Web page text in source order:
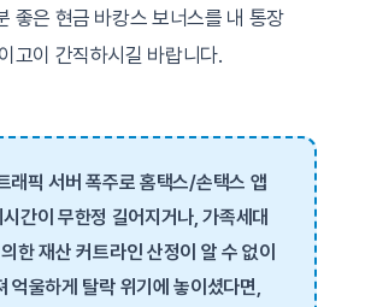
좋은 현금 바캉스 보너스를 내 통장
고이 간직하시길 바랍니다.
래픽 서버 폭주로 홈택스/손택스 앱
간이 무한정 길어지거나, 가족세대
한 재산 커트라인 산정이 알 수 없이
억울하게 탈락 위기에 놓이셨다면,